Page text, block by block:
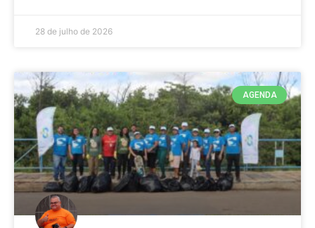
28 de julho de 2026
AGENDA